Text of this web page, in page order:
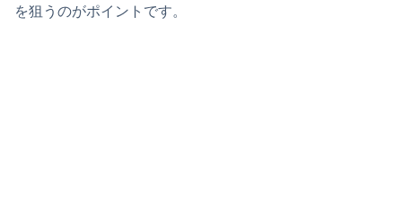
を狙うのがポイントです。